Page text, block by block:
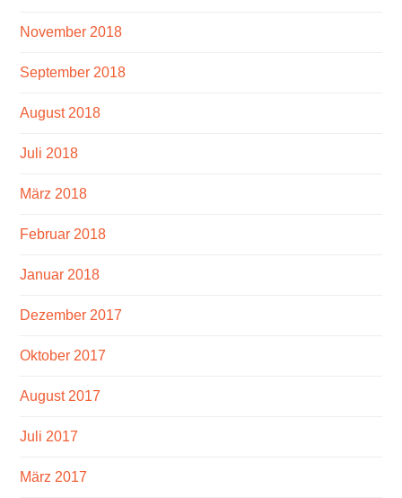
November 2018
September 2018
August 2018
Juli 2018
März 2018
Februar 2018
Januar 2018
Dezember 2017
Oktober 2017
August 2017
Juli 2017
März 2017